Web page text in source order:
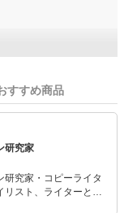
すすめ商品
研究家
究家・コピーライタ
リスト、ライターとし